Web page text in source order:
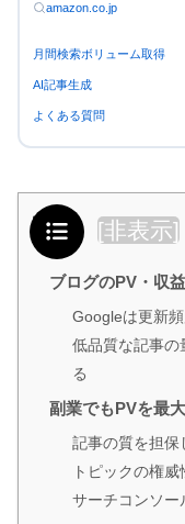
amazon.co.jp
月間検索ボリューム取得
AI記事生成
よくある質問
目次 [非表示]
ブログのPV・収
Googleは更新
低品質な記事の
る
副業でもPVを最
記事の質を担保
トピックの権
サーチコンソー